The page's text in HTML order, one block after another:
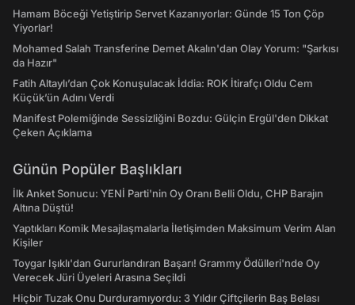
Hamam Böceği Yetiştirip Servet Kazanıyorlar: Günde 15 Ton Çöp
Yiyorlar!
Mohamed Salah Transferine Demet Akalın'dan Olay Yorum: "Şarkısı
da Hazır"
Fatih Altaylı’dan Çok Konuşulacak İddia: ROK İtirafçı Oldu Cem
Küçük’ün Adını Verdi
Manifest Polemiğinde Sessizliğini Bozdu: Gülçin Ergül'den Dikkat
Çeken Açıklama
Günün Popüler Başlıkları
İlk Anket Sonucu: YENİ Parti'nin Oy Oranı Belli Oldu, CHP Barajın
Altına Düştü!
Yaptıkları Komik Mesajlaşmalarla İletişimden Maksimum Verim Alan
Kişiler
Toygar Işıklı'dan Gururlandıran Başarı! Grammy Ödülleri'nde Oy
Verecek Jüri Üyeleri Arasına Seçildi
Hiçbir Tuzak Onu Durduramıyordu: 3 Yıldır Çiftçilerin Baş Belası